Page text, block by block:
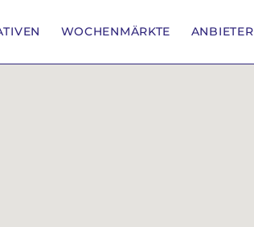
WOCHENMÄRKTE ANBIETER